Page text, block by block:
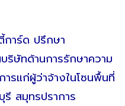
การ์ด ปรึกษา
ริษัทด้านการรักษาความ
รแก่ผู้ว่าจ้างในโซนพื้นที่
สมุทรปราการ